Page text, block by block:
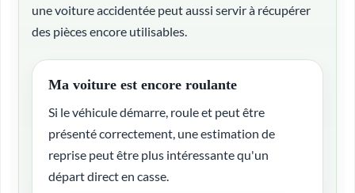
une voiture accidentée peut aussi servir à récupérer
des pièces encore utilisables.
Ma voiture est encore roulante
Si le véhicule démarre, roule et peut être
présenté correctement, une estimation de
reprise peut être plus intéressante qu'un
départ direct en casse.